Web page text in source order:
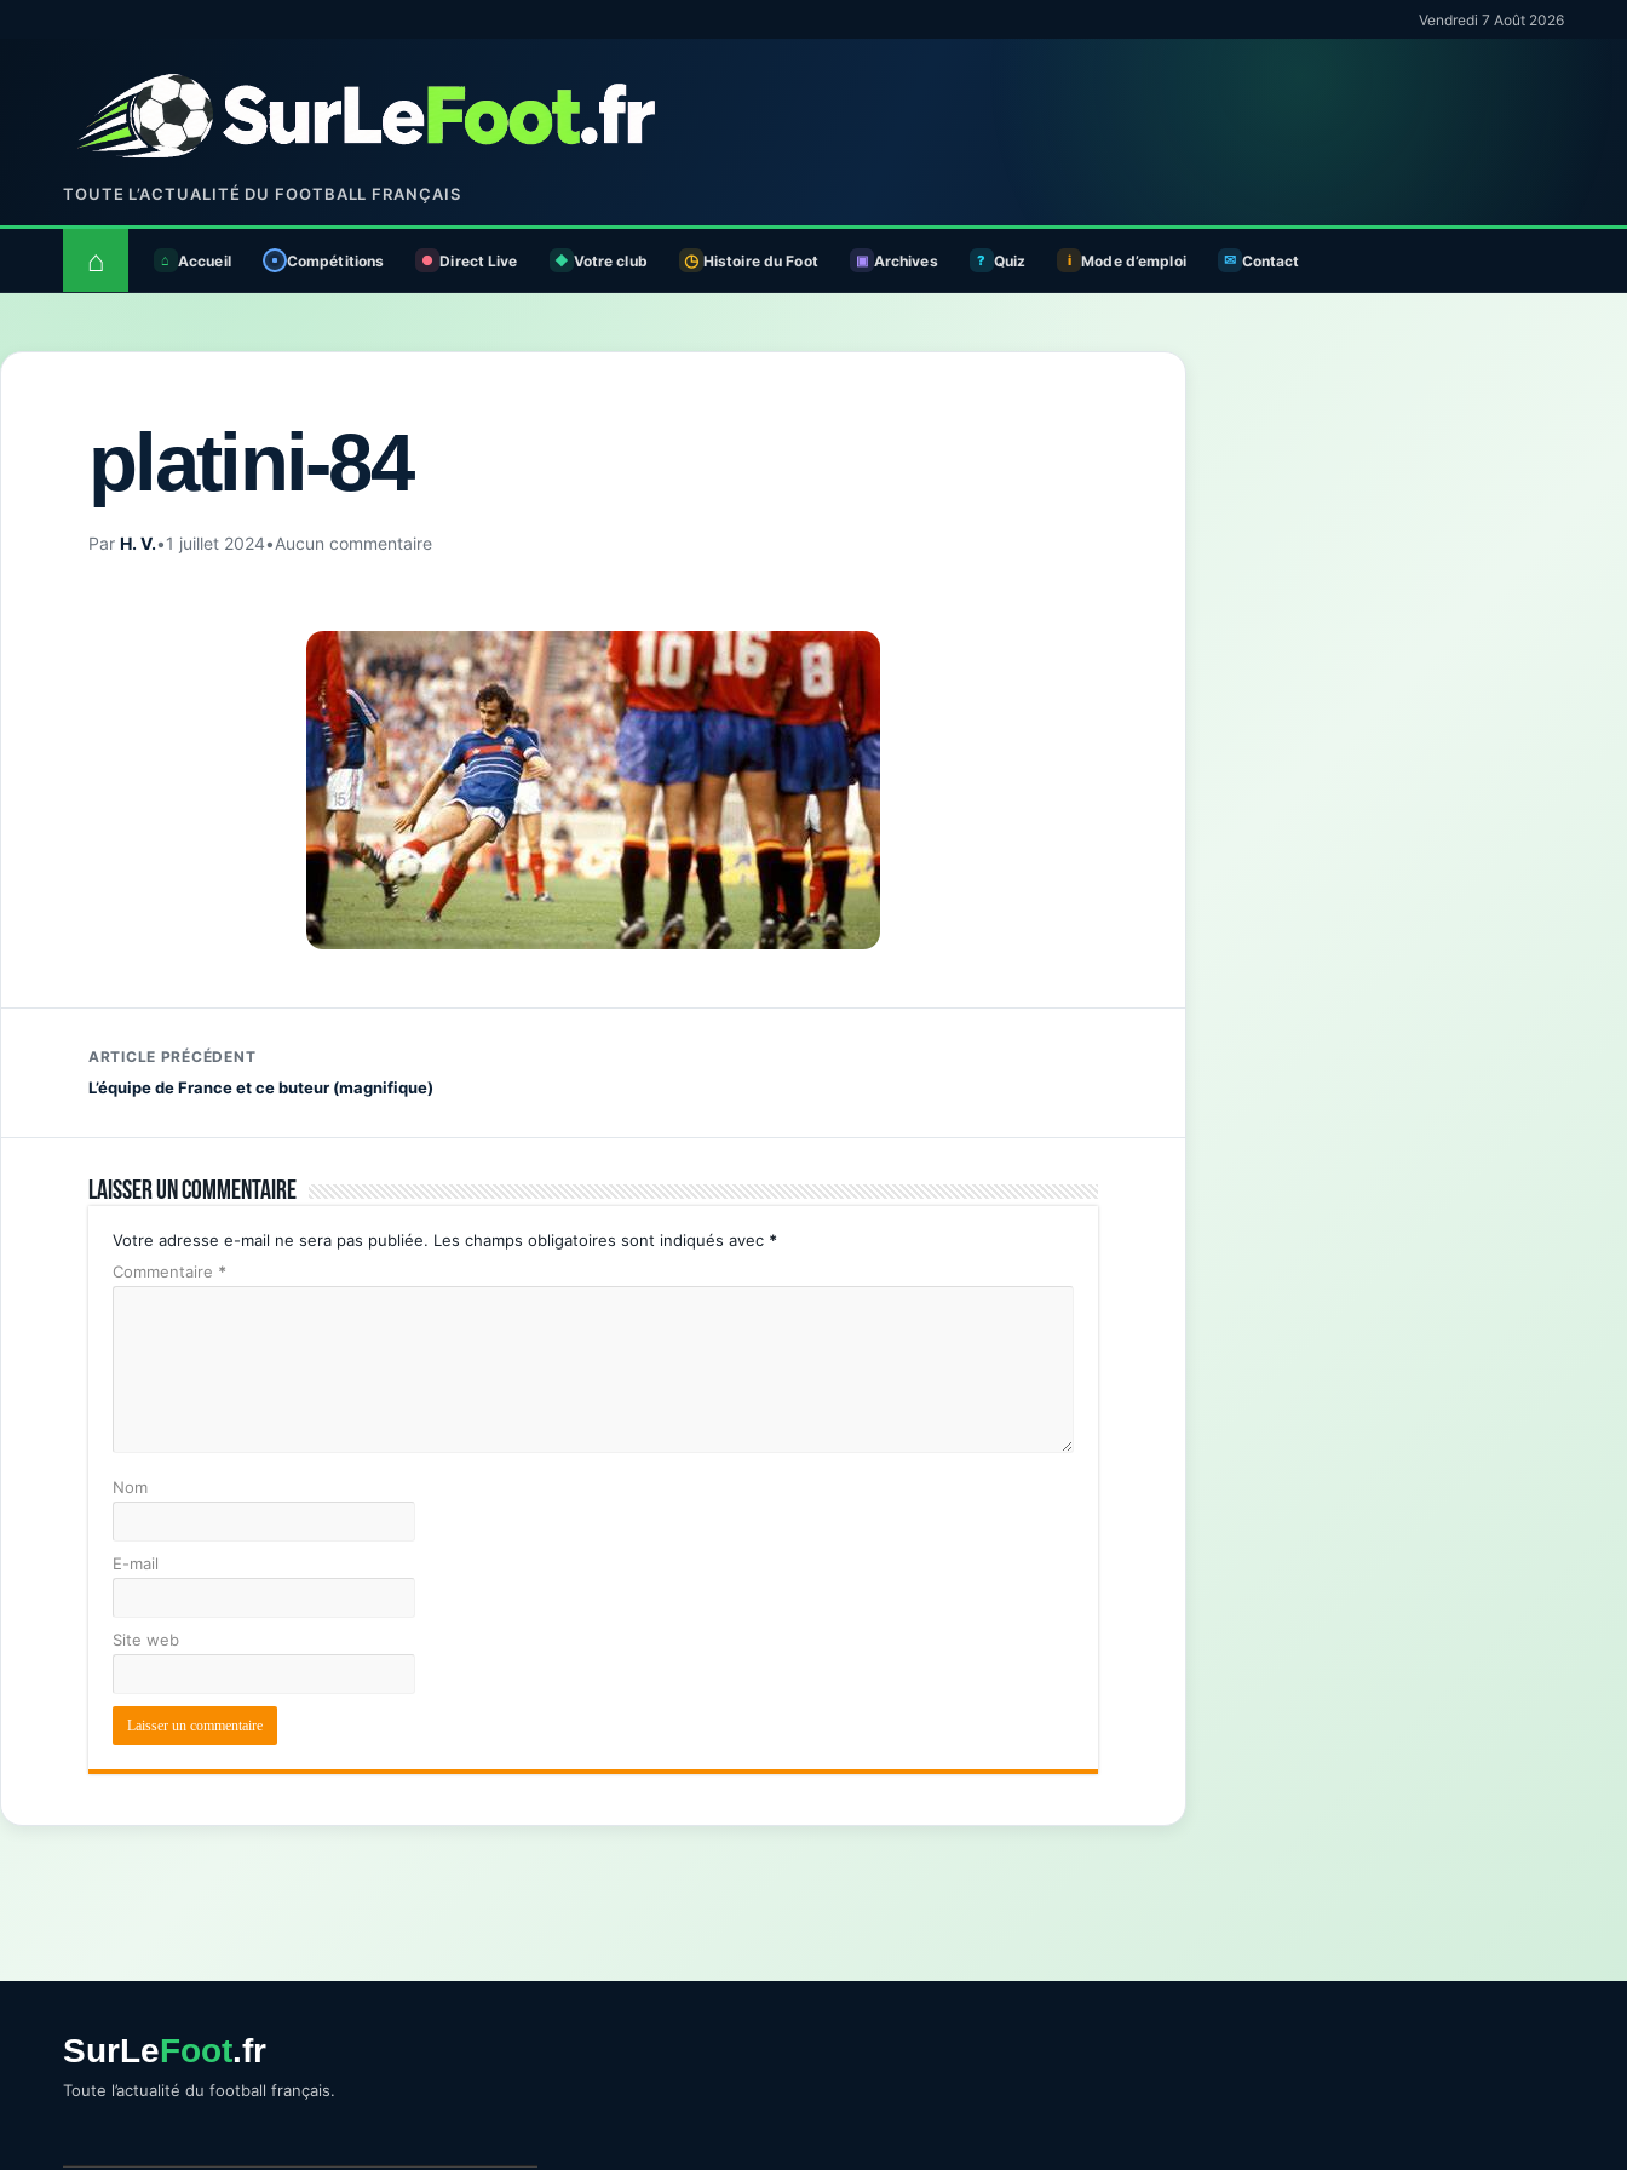
Vendredi 7 Août 2026
TOUTE L’ACTUALITÉ DU FOOTBALL FRANÇAIS
⌂ Accueil Compétitions Direct Live Votre club Histoire du Foot Archives Quiz Mode d’emploi Contact
platini-84
Par H. V.•1 juillet 2024•Aucun commentaire
ARTICLE PRÉCÉDENT
L’équipe de France et ce buteur (magnifique)
Laisser un commentaire
Votre adresse e-mail ne sera pas publiée. Les champs obligatoires sont indiqués avec *
Commentaire *
Nom
E-mail
Site web
SurLeFoot.fr
Toute l’actualité du football français.